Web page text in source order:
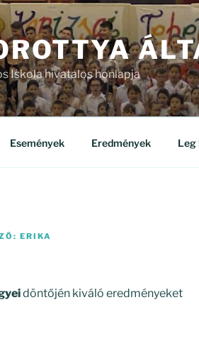
Iskola hivatalos honlapja
Események Eredmények Leg
ERIKA
döntőjén kiváló eredményeket